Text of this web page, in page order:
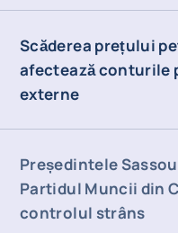
Scăderea prețului
afectează conturile
externe
Președintele
Partidul Muncii din
controlul strâns